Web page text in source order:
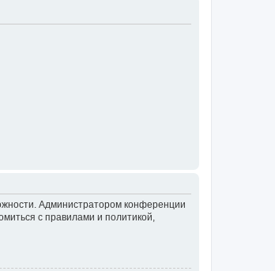
Администратором конференции
с правилами и политикой,